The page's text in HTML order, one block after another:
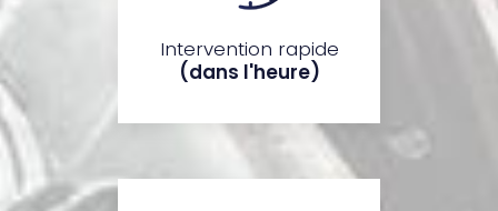
Intervention rapide
(dans l'heure)